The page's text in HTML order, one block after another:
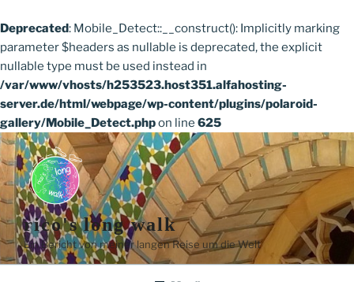
Deprecated: Mobile_Detect::__construct(): Implicitly marking
parameter $headers as nullable is deprecated, the explicit
nullable type must be used instead in
/var/www/vhosts/h253523.host351.alfahosting-
server.de/html/webpage/wp-content/plugins/polaroid-
gallery/Mobile_Detect.phpon line 625
Zum
Inhalt
springen
rico's long walk
Ein Bericht von meiner langen Reise um die Welt